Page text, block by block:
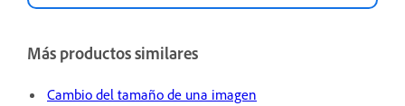
Más productos similares
Cambio del tamaño de una imagen